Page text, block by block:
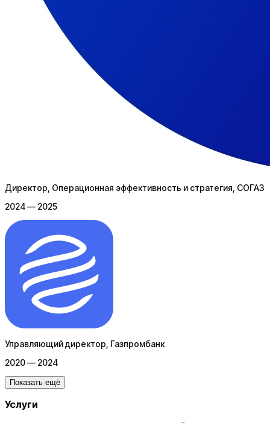
Директор, Операционная эффективность и стратегия , СОГАЗ
2024 — 2025
Управляющий директор , Газпромбанк
2020 — 2024
Показать ещё
Услуги